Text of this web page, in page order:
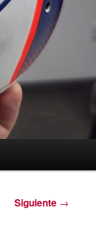
Siguiente →